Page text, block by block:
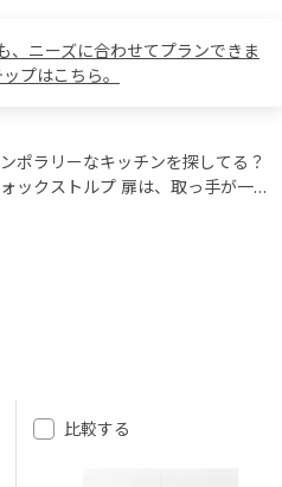
、ニーズに合わせてプランできま
プはこちら。
ポラリーなキッチンを探してる？
ックストルプ 扉は、取っ手が一体
ザインです。シンプルなラインと深
洗練されたキッチンを演出します。
ホワイト
グレー
比較する